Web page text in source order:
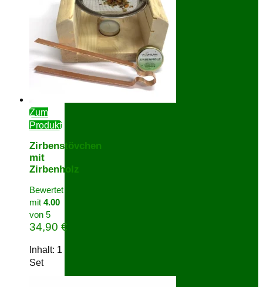
Zum
Produkt
Zirbenstövchen
mit
Zirbenholz
Bewertet
mit4.00
von 5
34,90€
Inhalt: 1
Set